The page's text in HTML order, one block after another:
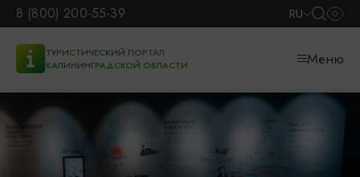
8 (800) 200-55-39 RU
ТУРИСТИЧЕСКИЙ ПОРТАЛ
КАЛИНИНГРАДСКОЙ ОБЛАСТИ
Меню